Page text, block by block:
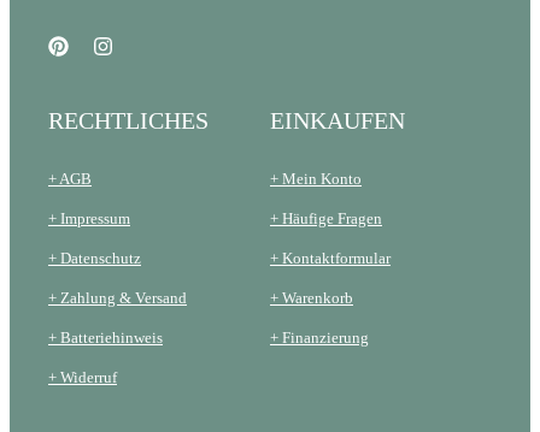
RECHTLICHES
+ AGB
+ Impressum
+ Datenschutz
+ Zahlung & Versand
+ Batteriehinweis
+ Widerruf
EINKAUFEN
+ Mein Konto
+ Häufige Fragen
+ Kontaktformular
+ Warenkorb
+ Finanzierung